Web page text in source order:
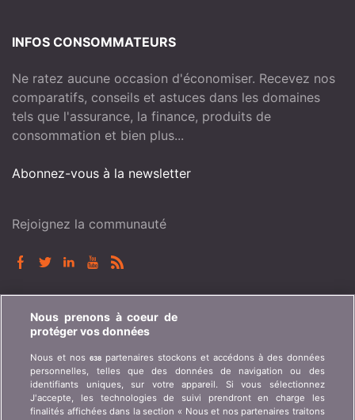
INFOS CONSOMMATEURS
Ne ratez aucune occasion d'économiser. Recevez nos
comparatifs, conseils et astuces dans les domaines
tels que l'assurance, la finance, produits de
consommation et bien plus...
Abonnez-vous à la newsletter
Rejoignez la communauté
BONUS.CH
comparatifs ? Demande de presse, partenariat,
publicité, ...
Qui sommes-nous ?
Information client art. 45
Nous prenons à coeur de
protéger vos données
Nous et nos638 partenaires stockons et accédons à des données
personnelles, telles que des données de navigation ou des
identifiants uniques, sur votre appareil. Si vous sélectionnez
J'accepte, les technologies de suivi prendront en charge les
finalités affichées dans la section « Nous et nos partenaires traitons